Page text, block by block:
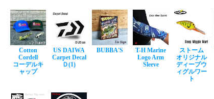
Cotton
Cordell
コーデルキ
ャップ
US DAIWA
Carpet Decal
Ｄ(1)
BUBBA'S
T-H Marine
Logo Arm
Sleeve
ストーム
オリジナル
ディープウ
ィグルワー
ト